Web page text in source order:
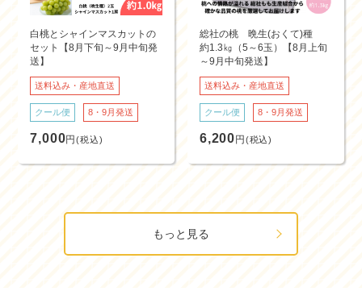
白桃とシャインマスカットの
セット【8月下旬～9月中旬発
送】
送料込み・産地直送
クール便 8・9月発送
7,000円(税込)
総社の桃 晩生(おくて)種
約1.3㎏（5～6玉）【8月上旬
～9月中旬発送】
送料込み・産地直送
クール便 8・9月発送
6,200 円 (税込)
もっと見る